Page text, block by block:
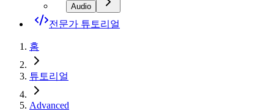
Audio
전문가 튜토리얼
홈
튜토리얼
Advanced